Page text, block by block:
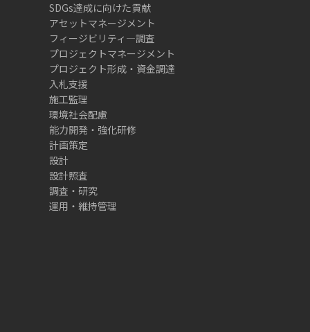
SDGs達成に向けた貢献
アセットマネージメント
フィージビリティ―調査
プロジェクトマネージメント
プロジェクト形成・資金調達
入札支援
施工監理
環境社会配慮
能力開発・強化研修
計画策定
設計
設計照査
調査・研究
運用・維持管理